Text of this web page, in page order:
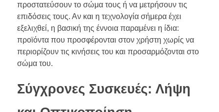
προστατεύσουν το σώμα τους ή να μετρήσουν τις
επιδόσεις τους. Αν και η τεχνολογία σήμερα έχει
εξελιχθεί, η βασική της έννοια παραμένει η ίδια:
προϊόντα που προσφέρονται στον χρήστη χωρίς να
περιορίζουν τις κινήσεις του και προσαρμόζονται στο
σώμα του.
Σύγχρονες Συσκευές: Λήψη